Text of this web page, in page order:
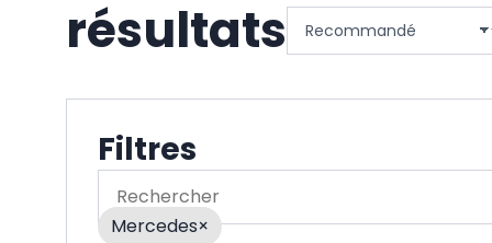
résultats Trier les véhicules
Filtres
Mercedes×